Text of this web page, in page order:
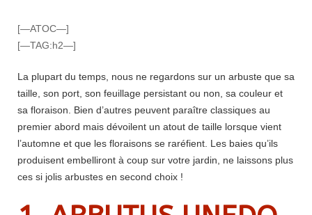
[—ATOC—]
[—TAG:h2—]
La plupart du temps, nous ne regardons sur un arbuste que sa
taille, son port, son feuillage persistant ou non, sa couleur et
sa floraison. Bien d’autres peuvent paraître classiques au
premier abord mais dévoilent un atout de taille lorsque vient
l’automne et que les floraisons se raréfient. Les baies qu’ils
produisent embelliront à coup sur votre jardin, ne laissons plus
ces si jolis arbustes en second choix !